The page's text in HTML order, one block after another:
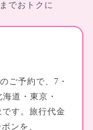
でおトクに
ご予約で、7・
道・東京・
す。旅行代金
ンを、